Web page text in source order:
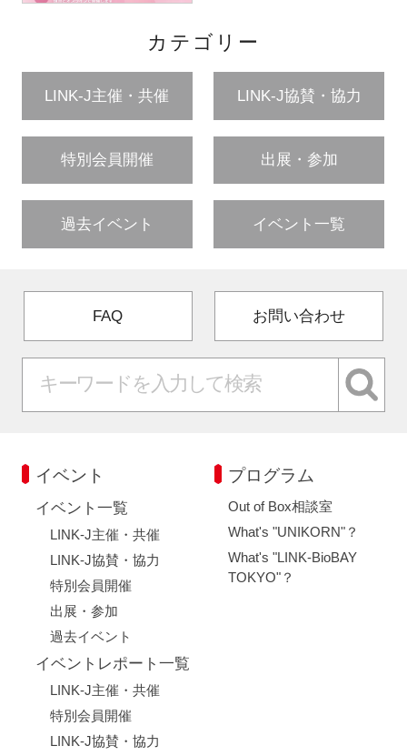
カテゴリー
LINK-J主催・共催 LINK-J協賛・協力
特別会員開催 出展・参加
過去イベント イベント一覧
FAQ お問い合わせ
イベント
イベント一覧
LINK-J主催・共催
LINK-J協賛・協力
特別会員開催
出展・参加
過去イベント
イベントレポート一覧
LINK-J主催・共催
特別会員開催
LINK-J協賛・協力
プログラム
Out of Box相談室
What's "UNIKORN"？
What's "LINK-BioBAY
TOKYO"？